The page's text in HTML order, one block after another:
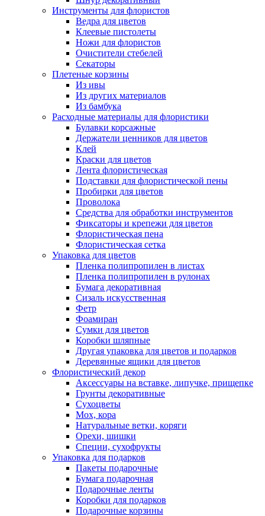
Инструменты для флористов
Ведра для цветов
Клеевые пистолеты
Ножи для флористов
Очистители стебелей
Секаторы
Плетеные корзины
Из ивы
Из других материалов
Из бамбука
Расходные материалы для флористики
Булавки корсажные
Держатели ценников для цветов
Клей
Краски для цветов
Лента флористическая
Подставки для флористической пены
Пробирки для цветов
Проволока
Средства для обработки инструментов
Фиксаторы и крепежи для цветов
Флористическая пена
Флористическая сетка
Упаковка для цветов
Пленка полипропилен в листах
Пленка полипропилен в рулонах
Бумага декоративная
Сизаль искусственная
Фетр
Фоамиран
Сумки для цветов
Коробки шляпные
Другая упаковка для цветов и подарков
Деревянные ящики для цветов
Флористический декор
Аксессуары на вставке, липучке, прищепке
Грунты декоративные
Сухоцветы
Мох, кора
Натуральные ветки, коряги
Орехи, шишки
Специи, сухофрукты
Упаковка для подарков
Пакеты подарочные
Бумага подарочная
Подарочные ленты
Коробки для подарков
Подарочные корзины